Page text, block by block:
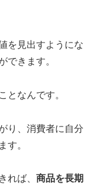
を見出すようにな
できます。
となんです。
り、消費者に自分
す。
れば、 商品を長期